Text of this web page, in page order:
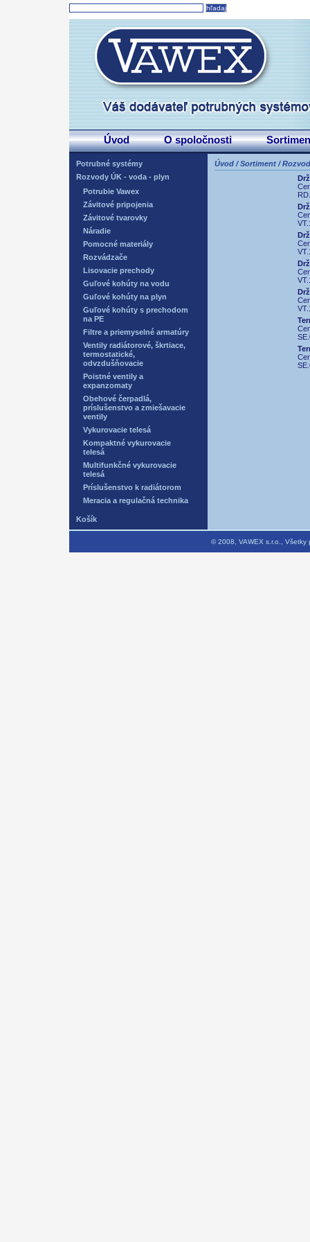
Úvod O spoločnosti
Potrubné systémy
Rozvody ÚK - voda - plyn
Potrubie Vawex
Závitové pripojenia
Závitové tvarovky
Náradie
Pomocné materiály
Rozvádzače
Lisovacie prechody
Guľové kohúty na vodu
Guľové kohúty na plyn
Guľové kohúty s prechodom
na PE
Filtre a priemyselné armatúry
Ventily radiátorové, škrtiace,
termostatické,
odvzdušňovacie
Poistné ventily a
expanzomaty
Obehové čerpadlá,
príslušenstvo a zmiešavacie
ventily
Vykurovacie telesá
Kompaktné vykurovacie
telesá
Multifunkčné vykurovacie
telesá
Príslušenstvo k radiátorom
Meracia a regulačná technika
Košík
Úvod /Sortiment /
© 2008, VAWEX s.r.o., Všetky